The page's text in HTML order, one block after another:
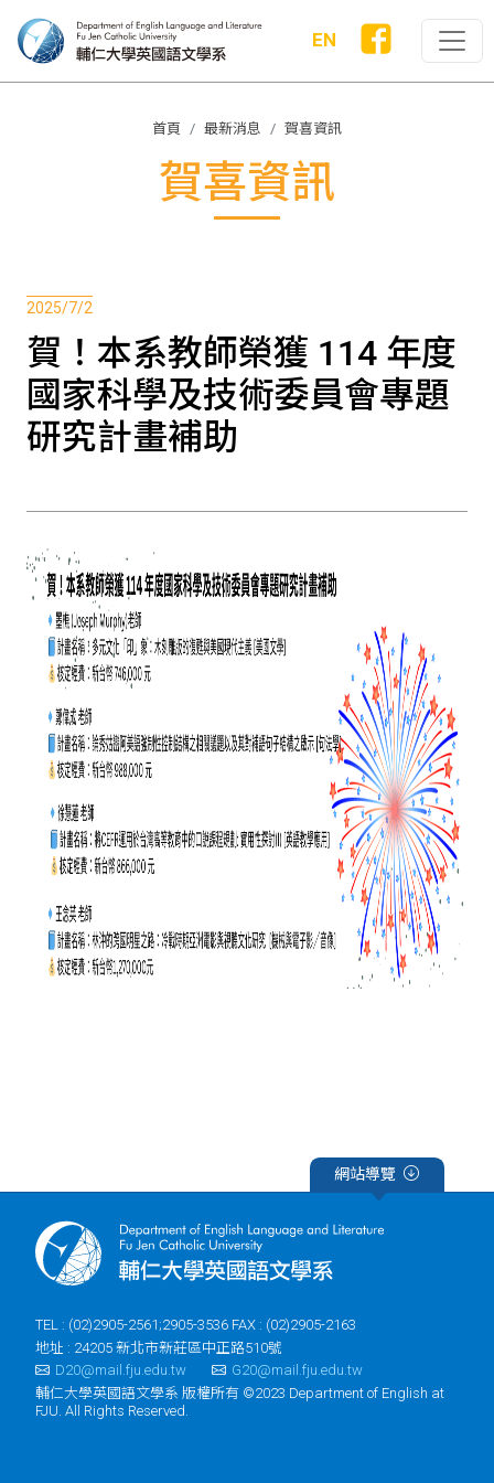
EN
首頁 最新消息 賀喜資訊
賀喜資訊
2025/7/2
賀！本系教師榮獲 114 年度
國家科學及技術委員會專題
研究計畫補助
網站導覽
TEL : (02)2905-2561;2905-3536 FAX : (02)2905-2163
地址 : 24205 新北市新莊區中正路510號
D20@mail.fju.edu.tw
G20@mail.fju.edu.tw
輔仁大學英國語文學系 版權所有 ©2023 Department of English at
FJU. All Rights Reserved.